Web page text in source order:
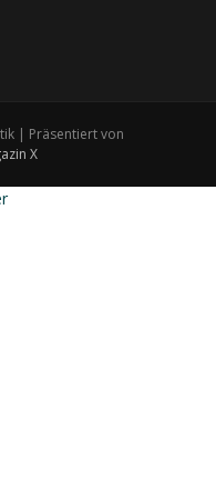
| Präsentiert von
X